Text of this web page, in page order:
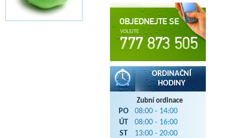
ORDINAČNÍ
HODINY
Zubní ordinace
PO
08:00 - 14:00
ÚT
08:00 - 16:00
ST
13:00 - 20:00